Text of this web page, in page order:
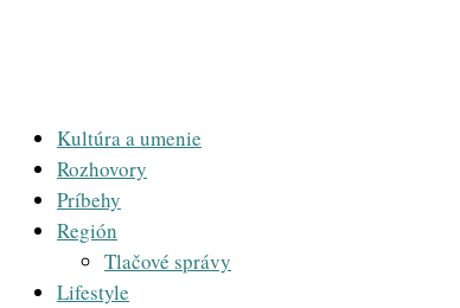
Kultúra a umenie
Rozhovory
Príbehy
Región
Tlačové správy
Lifestyle